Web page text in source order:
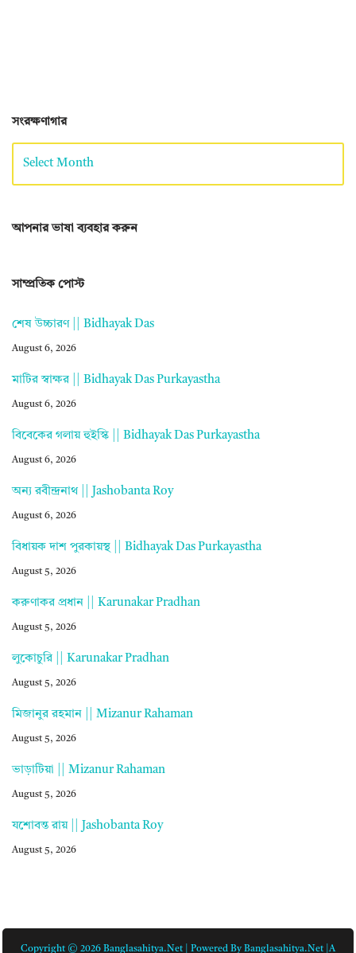
সংরক্ষণাগার
আপনার ভাষা ব্যবহার করুন
সাম্প্রতিক পোস্ট
শেষ উচ্চারণ || Bidhayak Das
August 6, 2026
মাটির স্বাক্ষর || Bidhayak Das Purkayastha
August 6, 2026
বিবেকের গলায় হুইস্কি || Bidhayak Das Purkayastha
August 6, 2026
অন্য রবীন্দ্রনাথ || Jashobanta Roy
August 6, 2026
বিধায়ক দাশ পুরকায়স্থ || Bidhayak Das Purkayastha
August 5, 2026
করুণাকর প্রধান || Karunakar Pradhan
August 5, 2026
লুকোচুরি || Karunakar Pradhan
August 5, 2026
মিজানুর রহমান || Mizanur Rahaman
August 5, 2026
ভাড়াটিয়া || Mizanur Rahaman
August 5, 2026
যশোবন্ত রায় || Jashobanta Roy
August 5, 2026
Copyright © 2026 Banglasahitya.net | Powered By Banglasahitya.net |A